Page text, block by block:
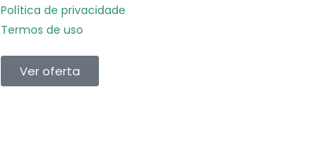
Política de privacidade
Termos de uso
Ver oferta